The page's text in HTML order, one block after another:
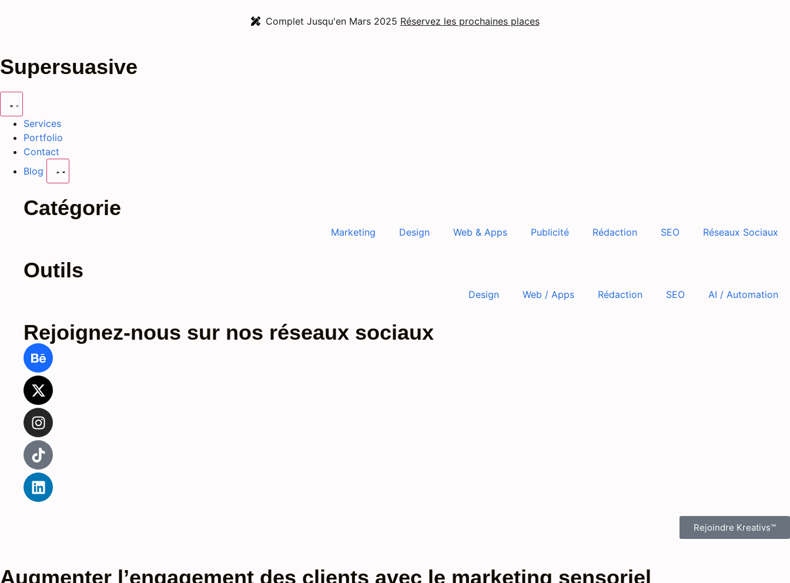
Complet Jusqu'en Mars 2025 Réservez les prochaines places
Supersuasive
Services
Portfolio
Contact
Blog
Catégorie
Marketing Design Web & Apps Publicité Rédaction SEO Réseaux Sociaux
Outils
Design Web / Apps Rédaction SEO AI / Automation
Rejoignez-nous sur nos réseaux sociaux
Rejoindre Kreativs™
Augmenter l’engagement des clients avec le marketing sensoriel